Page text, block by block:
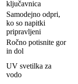
ključavnica
Samodejno odpri,
ko so napitki
pripravljeni
Ročno potisnite gor
in dol
UV svetilka za
vodo